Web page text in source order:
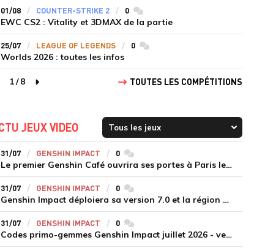
01/08 COUNTER-STRIKE 2 0commentaires
EWC CS2 : Vitality et 3DMAX de la partie
25/07 LEAGUE OF LEGENDS 0commentaires
Worlds 2026 : toutes les infos
précédente
1/8
page suivante
TOUTES LES COMPÉTITIONS
JEUX VIDEO
31/07 GENSHIN IMPACT 0commentaires
Le premier Genshin Café ouvrira ses portes à Paris le 14 août
31/07 GENSHIN IMPACT 0commentaires
Genshin Impact déploiera sa version 7.0 et la région de Snezhnaya le 12 août
31/07 GENSHIN IMPACT 0commentaires
Codes primo-gemmes Genshin Impact juillet 2026 - version 7.0